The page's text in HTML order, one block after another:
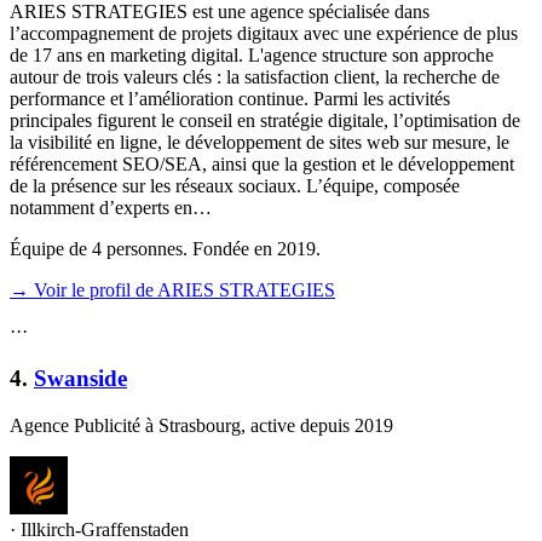
ARIES STRATEGIES est une agence spécialisée dans
l’accompagnement de projets digitaux avec une expérience de plus
de 17 ans en marketing digital. L'agence structure son approche
autour de trois valeurs clés : la satisfaction client, la recherche de
performance et l’amélioration continue. Parmi les activités
principales figurent le conseil en stratégie digitale, l’optimisation de
la visibilité en ligne, le développement de sites web sur mesure, le
référencement SEO/SEA, ainsi que la gestion et le développement
de la présence sur les réseaux sociaux. L’équipe, composée
notamment d’experts en…
Équipe de 4 personnes. Fondée en 2019.
→ Voir le profil de ARIES STRATEGIES
···
4. Swanside
Agence Publicité à Strasbourg, active depuis 2019
· Illkirch-Graffenstaden